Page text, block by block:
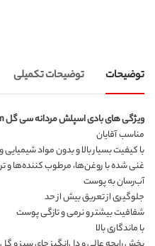
توضیحات توضیحات تکمیلی
ویژگی های بادی اسپلش مردانه سی گل Platinum
مناسب آقایان
با کیفیت بسیار بالا و بدون مواد
غنی شده با روغن‌ها، مرطوب کننده‌ها و
آب‌رسان به پوست
جلوگیری از تعریق بیش از حد
شفافیت بیشتر و نرمی و تازگی پوست
با ماندگاری بالا